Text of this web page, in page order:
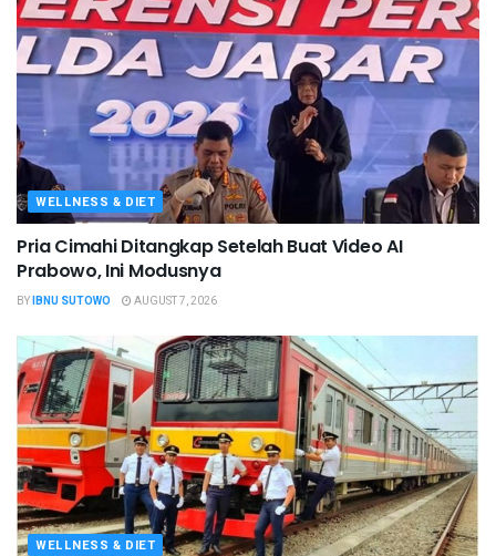
WELLNESS & DIET
Pria Cimahi Ditangkap Setelah Buat Video AI
Prabowo, Ini Modusnya
BYIBNU SUTOWO AUGUST 7, 2026
WELLNESS & DIET